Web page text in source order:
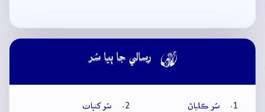
 رسالي جا ٻيا سُر
سُر ڪلياڻ
سُر کنڀات